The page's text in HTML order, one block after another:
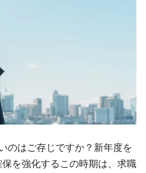
のはご存じですか？新年度を
を強化するこの時期は、求職